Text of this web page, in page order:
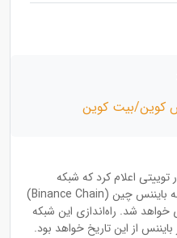
توییتی اعلام کرد که شبکه
آزمایشی بلاک چین بایننس معروف به بایننس چین (Binance Chain)
راه‌اندازی خواهد شد. راه‌اندازی این شبکه
بایننس از این تاریخ خواهد بود.